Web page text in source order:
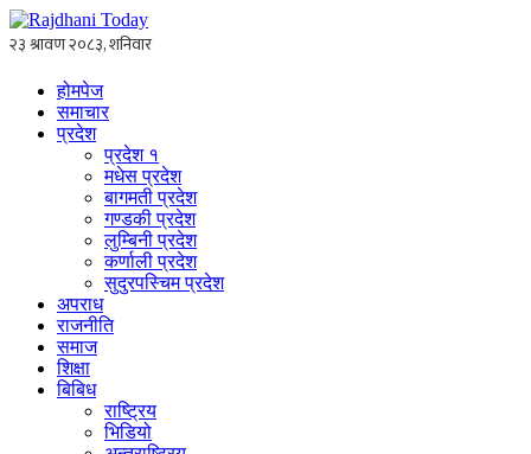
होमपेज
समाचार
प्रदेश
प्रदेश १
मधेस प्रदेश
बागमती प्रदेश
गण्डकी प्रदेश
लुम्बिनी प्रदेश
कर्णाली प्रदेश
सुदुरपस्चिम प्रदेश
अपराध
राजनीति
समाज
शिक्षा
बिबिध
राष्ट्रिय
भिडियो